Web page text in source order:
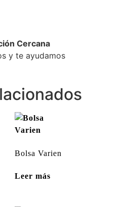
Cercana
y te ayudamos
Bolsa Varien
Leer más